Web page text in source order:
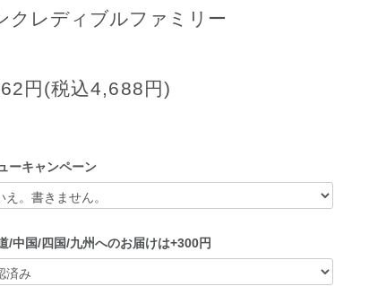
クレディブルファミリー
円(税込4,688円)
ーキャンペーン
/中国/四国/九州へのお届けは+300円